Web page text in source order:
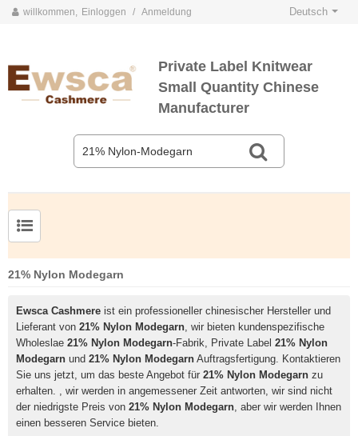
willkommen, Einloggen / Anmeldung Deutsch
Private Label Knitwear
Small Quantity Chinese
Manufacturer
21% Nylon Modegarn
Ewsca Cashmere ist ein professioneller chinesischer Hersteller und
Lieferant von 21% Nylon Modegarn, wir bieten kundenspezifische
Wholeslae 21% Nylon Modegarn-Fabrik, Private Label 21% Nylon
Modegarn und 21% Nylon Modegarn Auftragsfertigung. Kontaktieren
Sie uns jetzt, um das beste Angebot für 21% Nylon Modegarn zu
erhalten. , wir werden in angemessener Zeit antworten, wir sind nicht
der niedrigste Preis von 21% Nylon Modegarn, aber wir werden Ihnen
einen besseren Service bieten.